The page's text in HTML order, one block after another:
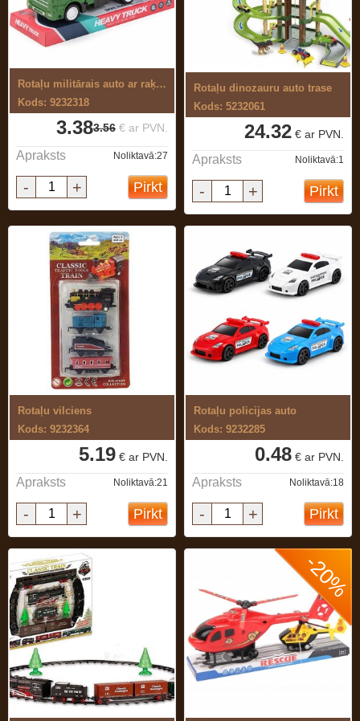
Rotaļu militārais auto ar raķeti
Kods: 9232318
3.56 € ar PVN.
3.38
Apraksts Noliktavā:27
- + Pirkt
Rotaļu dinozauru auto trase
Kods: 5232061
24.32 € ar PVN.
Apraksts Noliktavā:1
- + Pirkt
Rotaļu vilciens
Kods: 9232364
5.19 € ar PVN.
Apraksts Noliktavā:21
- + Pirkt
Rotaļu policijas auto
Kods: 9232285
0.48 € ar PVN.
Apraksts Noliktavā:18
- + Pirkt
-20%